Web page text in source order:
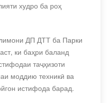
худро ба роҳ
ДП ДТТ ба Парки
ки баҳри баланд
таҷҳизоти
моддию техникӣ ва
истифода барад.